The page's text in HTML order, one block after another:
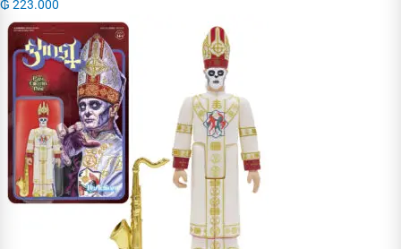
₲ 223.000